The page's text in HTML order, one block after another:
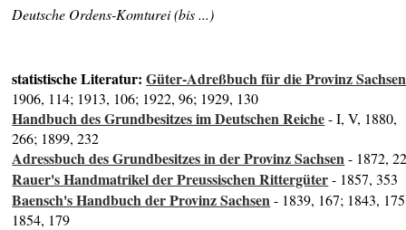
Deutsche Ordens-Komturei (bis ...)
statistische Literatur:Güter-Adreßbuch für die Provinz Sachsen
1906, 114; 1913, 106; 1922, 96; 1929, 130
Handbuch des Grundbesitzes im Deutschen Reiche- I, V, 1880,
266; 1899, 232
Adressbuch des Grundbesitzes in der Provinz Sachsen- 1872,
Rauer's Handmatrikel der Preussischen Rittergüter- 1857, 353
Baensch's Handbuch der Provinz Sachsen- 1839, 167; 1843,
1854, 179